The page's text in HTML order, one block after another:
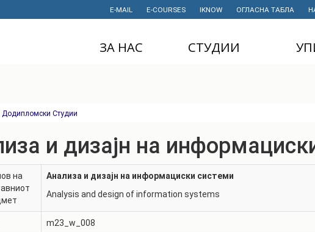
E-MAIL E-COURSES IKNOW ОГЛАСНА ТАБЛА
ЗА НАС
ПРОЕКТИ
НАУЧНА
ДЕЈНОСТ
ФИНАНСИИ
СТУДИИ
ДОКТОРСКИ
СТУДИИ
ПРОФЕСИОНАЛНИ
И СТРУЧНИ ОБУКИ
СТУДЕНТСКА
MASTER'S
Додипломски Студии
и дизајн на
на
Анализа и дизајн на информациски системи
Analysis and design of information systems
m23_w_008